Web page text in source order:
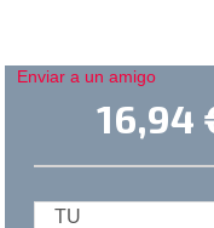
Enviar a un amigo
16,94